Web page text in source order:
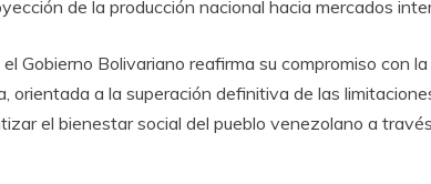
de la producción nacional hacia mercados
Gobierno Bolivariano reafirma su compromiso con
orientada a la superación definitiva de las
el bienestar social del pueblo venezolano a